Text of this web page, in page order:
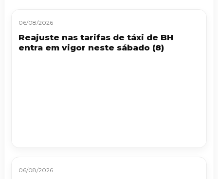
06/08/2026
Reajuste nas tarifas de táxi de BH
entra em vigor neste sábado (8)
06/08/2026